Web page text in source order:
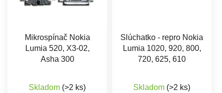
Mikrospínač Nokia
Lumia 520, X3-02,
Asha 300
Skladom (>2 ks)
Slúchatko - repro Nokia
Lumia 1020, 920, 800,
720, 625, 610
Skladom (>2 ks)